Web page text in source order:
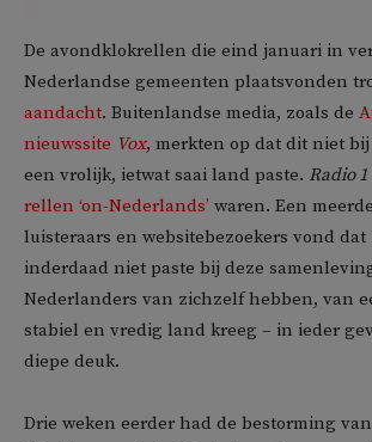
De avondklokrellen die eind januari in
Nederlandse gemeenten plaatsvonden
aandacht. Buitenlandse media, zoals de
nieuwssite Vox, merkten op dat dit niet
een vrolijk, ietwat saai land paste. Radio 1
rellen ‘on-Nederlands’ waren. Een
luisteraars en websitebezoekers vond
inderdaad niet paste bij deze
Nederlanders van zichzelf hebben, van
stabiel en vredig land kreeg – in ieder
diepe deuk.
Drie weken eerder had de bestorming